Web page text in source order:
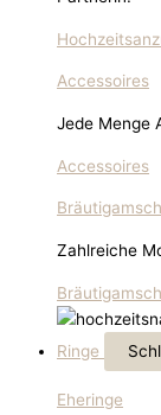
Accessoires
Jede Menge
Accessoires
Zahlreiche
Ringe
Eheringe